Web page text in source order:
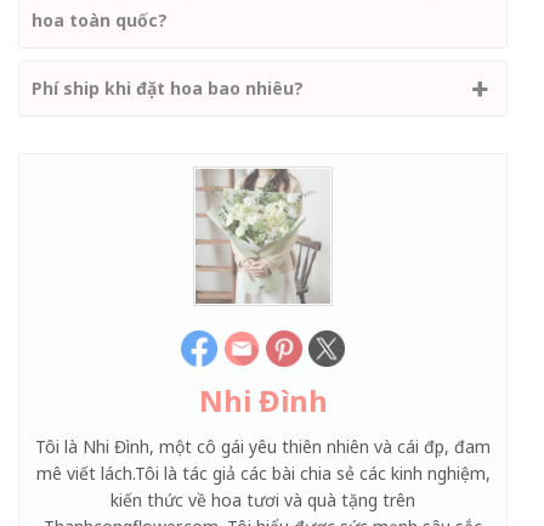
hoa toàn quốc?
Phí ship khi đặt hoa bao nhiêu?
Nhi Đình
Tôi là Nhi Đình, một cô gái yêu thiên nhiên và cái đẹp, đam
mê viết lách.Tôi là tác giả các bài chia sẻ các kinh nghiệm,
kiến thức về hoa tươi và quà tặng trên